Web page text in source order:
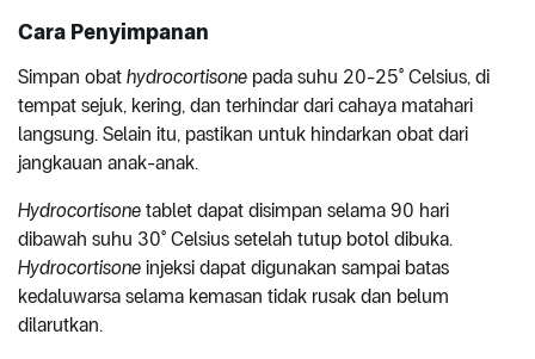
Cara Penyimpanan
Simpan obat hydrocortisone pada suhu 20-25° Celsius, di
tempat sejuk, kering, dan terhindar dari cahaya matahari
langsung. Selain itu, pastikan untuk hindarkan obat dari
jangkauan anak-anak.
Hydrocortisone tablet dapat disimpan selama 90 hari
dibawah suhu 30° Celsius setelah tutup botol dibuka.
Hydrocortisone injeksi dapat digunakan sampai batas
kedaluwarsa selama kemasan tidak rusak dan belum
dilarutkan.